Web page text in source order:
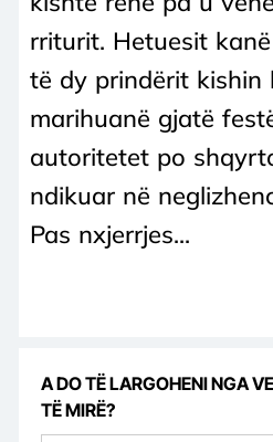
rriturit. Hetuesit
të dy prindërit kishin
marihuanë gjatë
autoritetet po
ndikuar në
Pas nxjerrjes...
A DO TË LARGOHENI NGA
TË MIRË?